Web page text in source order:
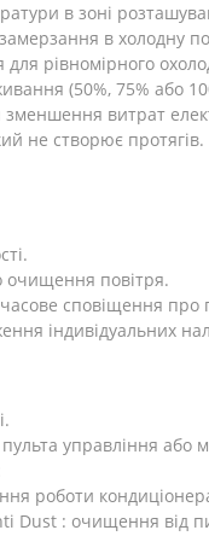
в зоні
в холодну
рівномірного
(50%, 75% або
витрат
не створює протягів.
очищення повітря.
сповіщення про
індивідуальних
управління або
роботи
Dust : очищення від